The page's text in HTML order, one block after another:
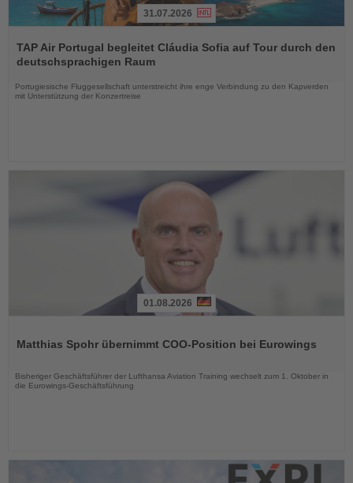
Sie
die
31.07.2026
TAP Air Portugal begleitet Cláudia Sofia auf Tour durch den
deutschsprachigen Raum
Portugiesische Fluggesellschaft unterstreicht ihre enge Verbindung zu den Kapverden
mit Unterstützung der Konzertreise
die
01.08.2026
Matthias Spohr übernimmt COO-Position bei Eurowings
Bisheriger Geschäftsführer der Lufthansa Aviation Training wechselt zum 1. Oktober in
die Eurowings-Geschäftsführung